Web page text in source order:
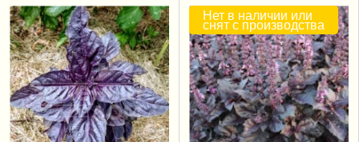
Нет в наличии или
снят с производства